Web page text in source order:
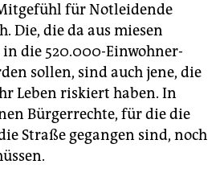
für Notleidende
Die, die da aus miesen
die 520.000-Einwohner-
sollen, sind auch jene, die
Leben riskiert haben. In
Bürgerrechte, für die die
Straße gegangen sind, noch